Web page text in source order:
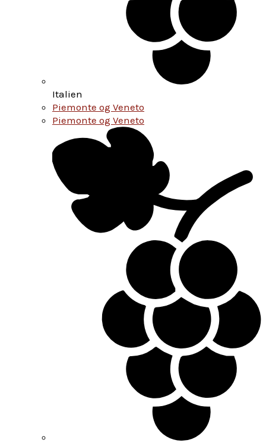
Italien
Piemonte og Veneto
Piemonte og Veneto